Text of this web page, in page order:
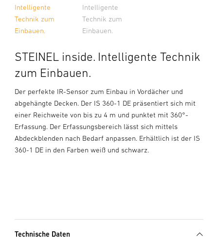
Intelligente
Technik zum
Einbauen.
Intelligente
Technik zum
Einbauen.
STEINEL inside. Intelligente Technik
zum Einbauen.
Der perfekte IR-Sensor zum Einbau in Vordächer und
abgehängte Decken. Der IS 360-1 DE präsentiert sich mit
einer Reichweite von bis zu 4 m und punktet mit 360°-
Erfassung. Der Erfassungsbereich lässt sich mittels
Abdeckblenden nach Bedarf anpassen. Erhältlich ist der IS
360-1 DE in den Farben weiß und schwarz.
Technische Daten